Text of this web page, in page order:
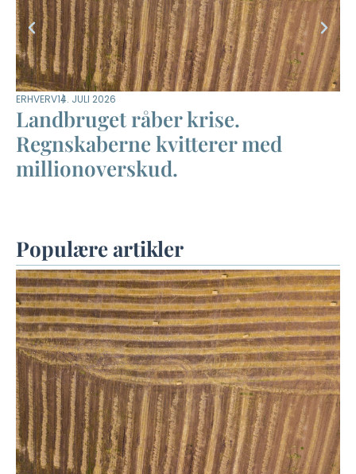
ERHVERV14. JULI 2026
Landbruget råber krise.
Regnskaberne kvitterer med
millionoverskud.
Populære artikler